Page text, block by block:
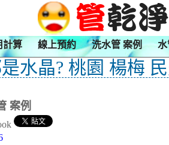
計算 線上預約 洗水管 案例 水
水晶? 桃園 楊梅
案例